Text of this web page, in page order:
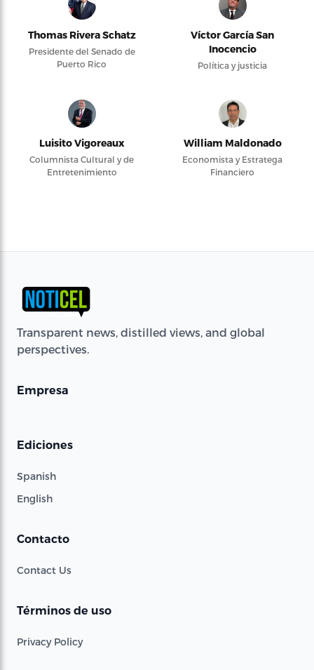
Thomas Rivera Schatz
Presidente del Senado de
Puerto Rico
Víctor García San
Inocencio
Política y justicia
Luisito Vigoreaux
Columnista Cultural y de
Entretenimiento
William Maldonado
Economista y Estratega
Financiero
Transparent news, distilled views, and global
perspectives.
Empresa
Ediciones
Spanish
English
Contacto
Contact Us
Términos de uso
Privacy Policy